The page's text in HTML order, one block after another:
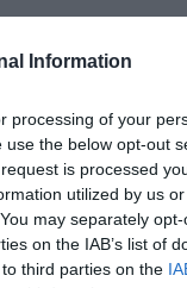
Information
processing of your
the below opt-out
is processed
utilized by us
may separately
on the IAB’s list of
third parties on the
ridică